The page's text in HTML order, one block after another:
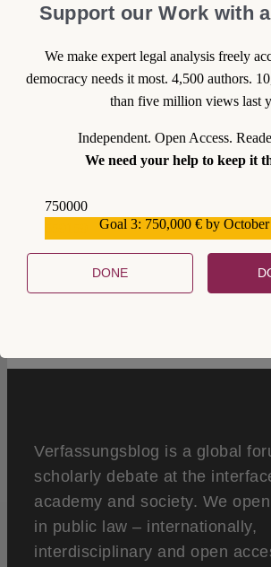
Verfassungsblog is a global
scholarly debate at the
academy and society. We
in public law – internationally,
interdisciplinary and open
Support our Work with
We make expert legal analysis freely
democracy needs it most. 4,500 authors.
than five million views last
Independent. Open Access.
We need your help to keep it
750000
Goal 3: 750,000 € by
DONE